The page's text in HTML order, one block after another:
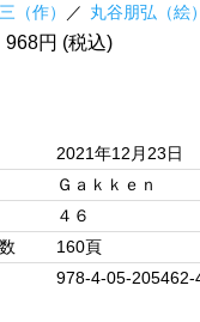
（作） 丸谷朋弘（絵
円 (税込)
2021年12月23日
Ｇａｋｋｅｎ
４６
160頁
978-4-05-205462-